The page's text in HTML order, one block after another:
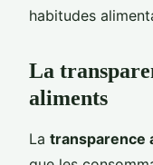
habitudes
La
aliments
La transparence